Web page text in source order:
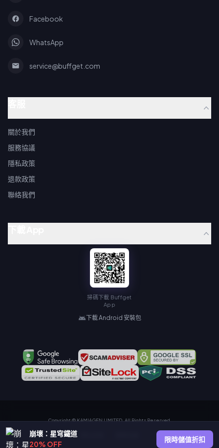
崩壞：星穹鐵道
20% OFF
限時儲值折扣
Facebook
WhatsApp
service@buffget.com
關於我們
服務協議
隱私政策
退款政策
聯絡我們
掃碼下載 Buffget
App
下載 Android 安裝包
Copyright © KAMIAGEN LIMITED. All Rights Reserved.